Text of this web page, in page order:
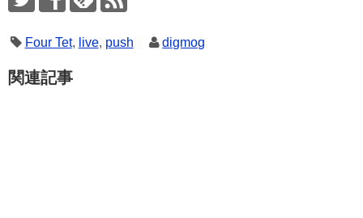
Four Tet, live, push digmog
関連記事